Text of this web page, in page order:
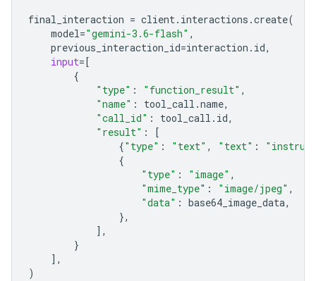
final_interaction = client. interactions .create(
model="gemini-3.6-flash" ,
previous_interaction_id=interaction . id,
input= [
{
"type" : "function_result" ,
"name" : tool_call .name,
"call_id" : tool_call . id,
"result" :
[
{"type" : "text" , "text" :
{
"type" : "image" ,
"mime_type" : "image/jpeg" ,
"data" : base64_image_data,
},
],
}
],
)